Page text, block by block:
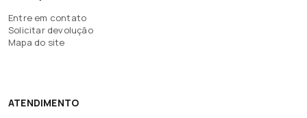
Entre em contato
Solicitar devolução
Mapa do site
ATENDIMENTO